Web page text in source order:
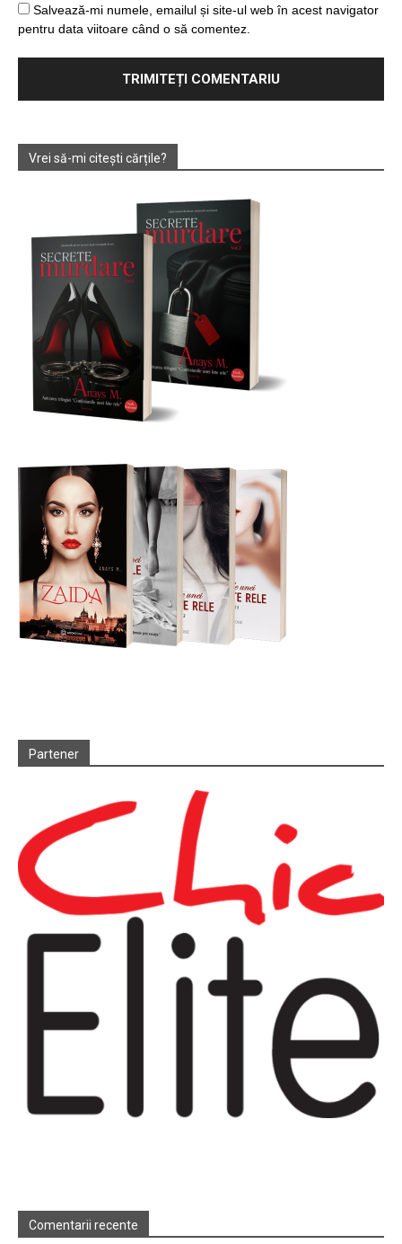
Salvează-mi numele, emailul și site-ul web în acest navigator
pentru data viitoare când o să comentez.
Vrei să-mi citești cărțile?
Partener
Comentarii recente